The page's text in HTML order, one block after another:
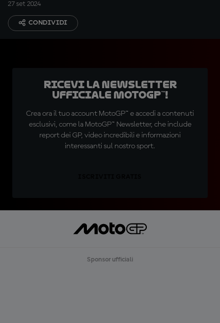
27 set 2024
CONDIVIDI
Ricevi la newsletter
ufficiale MotoGP™!
Crea ora il tuo account MotoGP™ e accedi a contenuti
esclusivi, come la MotoGP™ Newsletter, che include
report dei GP, video incredibili e informazioni
interessanti sul nostro sport.
Sponsor ufficiali